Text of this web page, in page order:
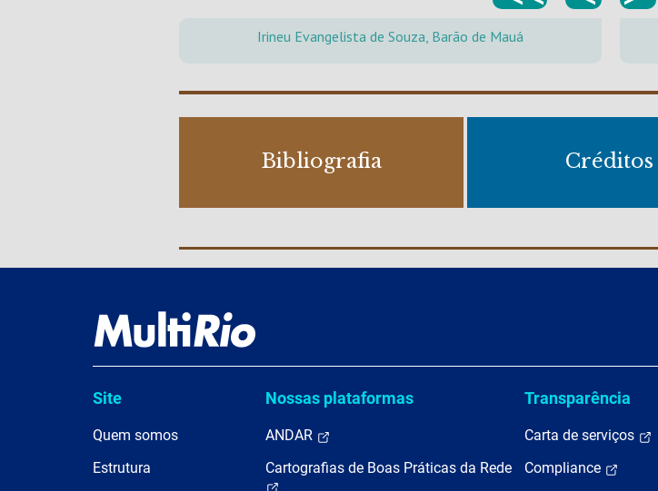
Irineu Evangelista de Souza, Barão de Mauá
Bibliografia Créditos
Site
Quem somos
Estrutura
Nossas plataformas
ANDAR
Cartografias de Boas Práticas da Rede
Transparência
Carta de serviços
Compliance